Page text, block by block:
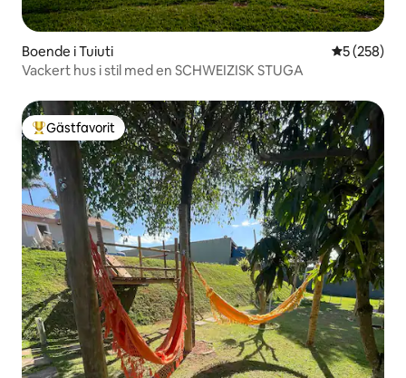
Boende i Tuiuti 5 av 5 i
5 (258)
Vackert hus i stil med en SCHWEIZISK STUGA
Populär gästfavorit
Gästfavorit